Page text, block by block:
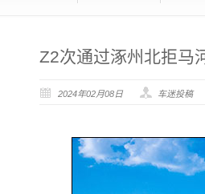
Z2次通过涿州北拒马
2024年02月08日 车迷投稿